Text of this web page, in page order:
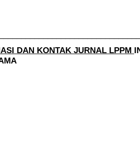
DAN KONTAK JURNAL LPPM